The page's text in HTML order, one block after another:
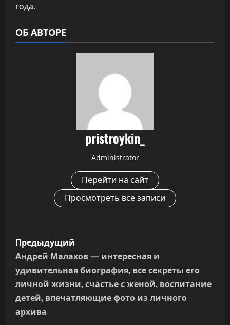
года.
ОБ АВТОРЕ
pristroykin_
Administrator
Перейти на сайт
Просмотреть все записи
Н
а
в
и
Предыдущий
Андрей Малахов — интересная и
удивительная биография, все секреты его
личной жизни, счастье с женой, воспитание
детей, впечатляющие фото из личного
архива